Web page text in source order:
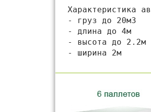
Характеристика
- груз до 20м3
- длина до 4м
- высота до 2.2м
- ширина 2м